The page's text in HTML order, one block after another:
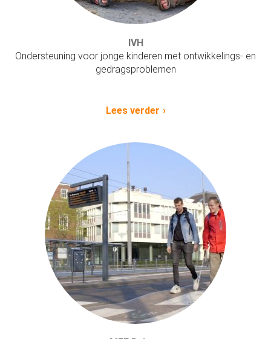
IVH
Ondersteuning voor jonge kinderen met ontwikkelings- en
gedragsproblemen
Lees verder